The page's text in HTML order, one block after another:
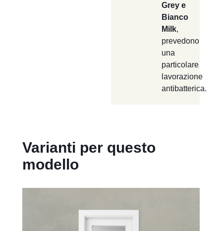
Grey e
Bianco
Milk,
prevedono
una
particolare
lavorazione
antibatterica.
Varianti per questo
modello